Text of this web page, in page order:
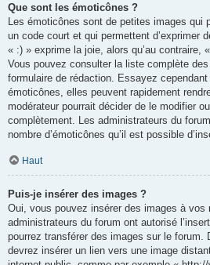
Que sont les émoticônes ?
Les émoticônes sont de petites images qui
un code court et qui permettent d’exprimer
« :) » exprime la joie, alors qu’au contraire,
Vous pouvez consulter la liste complète
formulaire de rédaction. Essayez
émoticônes, elles peuvent rapidement
modérateur pourrait décider de le modifier
complètement. Les administrateurs du
nombre d’émoticônes qu’il est possible
Haut
Puis-je insérer des images ?
Oui, vous pouvez insérer des images à vos
administrateurs du forum ont autorisé
pourrez transférer des images sur le forum.
devrez insérer un lien vers une image